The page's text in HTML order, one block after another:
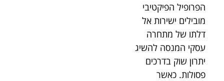
הפרופיל הפיקטיבי
מובילים ישירות אל
דלתו של מתחרה
עסקי המנסה להשיג
יתרון שוק בדרכים
פסולות. כאשר